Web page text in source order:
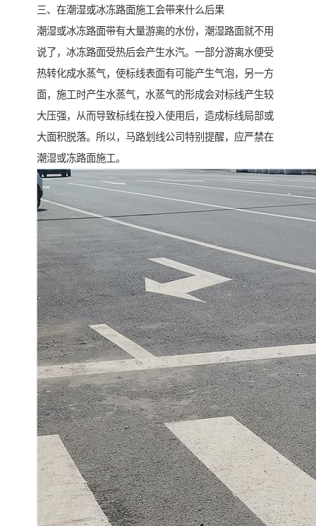
三、在潮湿或冰冻路面施工会带来什么后果
潮湿或冰冻路面带有大量游离的水份，潮湿路面就不用
说了，冰冻路面受热后会产生水汽。一部分游离水便受
热转化成水蒸气，使标线表面有可能产生气泡，另一方
面，施工时产生水蒸气，水蒸气的形成会对标线产生较
大压强，从而导致标线在投入使用后，造成标线局部或
大面积脱落。所以，马路划线公司特别提醒，应严禁在
潮湿或冻路面施工。